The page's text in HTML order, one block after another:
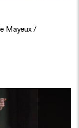
Mayeux /